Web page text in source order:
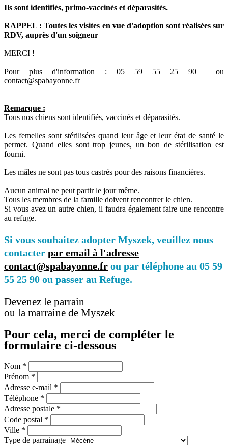
Ils sont identifiés, primo-vaccinés et déparasités.
RAPPEL : Toutes les visites en vue d'adoption sont réalisées sur
RDV, auprès d'un soigneur
MERCI !
Pour plus d'information : 05 59 55 25 90 ou
contact@spabayonne.fr
Remarque :
Tous nos chiens sont identifiés, vaccinés et déparasités.
Les femelles sont stérilisées quand leur âge et leur état de santé le
permet. Quand elles sont trop jeunes, un bon de stérilisation est
fourni.
Les mâles ne sont pas tous castrés pour des raisons financières.
Aucun animal ne peut partir le jour même.
Tous les membres de la famille doivent rencontrer le chien.
Si vous avez un autre chien, il faudra également faire une rencontre
au refuge.
Si vous souhaitez adopter Myszek, veuillez nous
contacter par email à l'adresse
contact@spabayonne.fr ou par téléphone au 05 59
55 25 90 ou passer au Refuge.
Devenez le parrain
ou la marraine de Myszek
Pour cela, merci de compléter le
formulaire ci-dessous
Nom *
Prénom *
Adresse e-mail *
Téléphone *
Adresse postale *
Code postal *
Ville *
Type de parrainage